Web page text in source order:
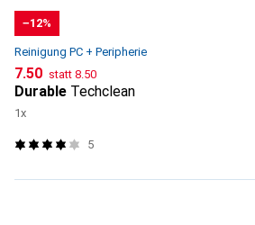
−12%
Reinigung PC + Peripherie
CHF
7.50 statt CHF
8.50
Durable Techclean
1x
5